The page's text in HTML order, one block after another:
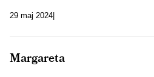
29 maj 2024
Margareta